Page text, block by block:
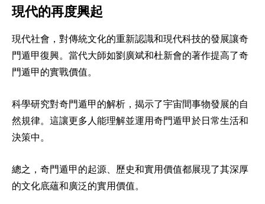
現代的再度興起
現代社會，對傳統文化的重新認識和現代科技的發展讓奇
門遁甲復興。當代大師如劉廣斌和杜新會的著作提高了奇
門遁甲的實戰價值。
科學研究對奇門遁甲的解析，揭示了宇宙間事物發展的自
然規律。這讓更多人能理解並運用奇門遁甲於日常生活和
決策中。
總之，奇門遁甲的起源、歷史和實用價值都展現了其深厚
的文化底蘊和廣泛的實用價值。